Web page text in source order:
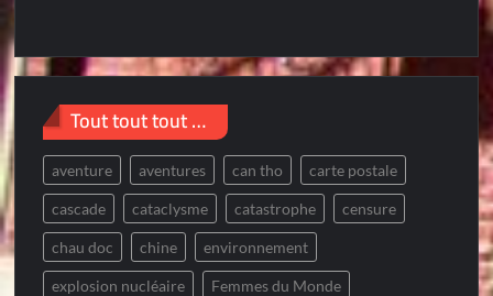
Tout tout tout …
aventure aventures can tho carte postale
cascade cataclysme catastrophe censure
chau doc chine environnement
explosion nucléaire Femmes du Monde